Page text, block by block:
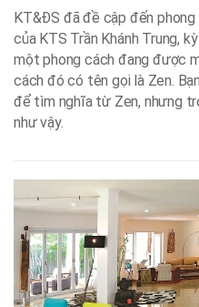
KT&ĐS đã đề cập đến
của KTS Trần Khánh Trung,
một phong cách đang được
cách đó có tên gọi là Zen.
để tìm nghĩa từ Zen, nhưng
như vậy.